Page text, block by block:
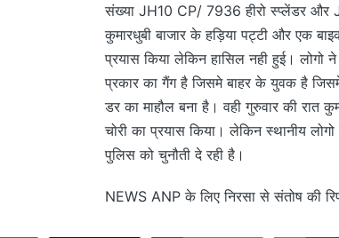
संख्या JH10 CP/ 7936 हीरो स्प्लेंडर और
कुमारधुबी बाजार के हड़िया पट्टी और एक
प्रयास किया लेकिन हासिल नही हुई। लोगो
प्रकार का गैंग है जिसमे बाहर के युवक है
डर का माहौल बना है। वही गुरुवार की रात
चोरी का प्रयास किया। लेकिन स्थानीय
पुलिस को चुनौती दे रही है।
NEWS ANP के लिए निरसा से संतोष की